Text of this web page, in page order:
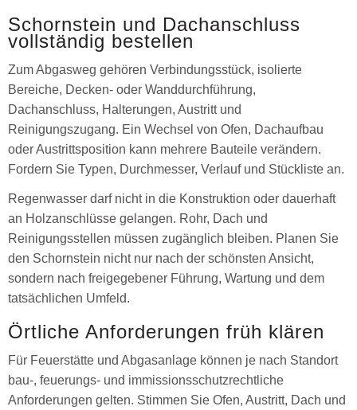
Schornstein und Dachanschluss
vollständig bestellen
Zum Abgasweg gehören Verbindungsstück, isolierte
Bereiche, Decken- oder Wanddurchführung,
Dachanschluss, Halterungen, Austritt und
Reinigungszugang. Ein Wechsel von Ofen, Dachaufbau
oder Austrittsposition kann mehrere Bauteile verändern.
Fordern Sie Typen, Durchmesser, Verlauf und Stückliste an.
Regenwasser darf nicht in die Konstruktion oder dauerhaft
an Holzanschlüsse gelangen. Rohr, Dach und
Reinigungsstellen müssen zugänglich bleiben. Planen Sie
den Schornstein nicht nur nach der schönsten Ansicht,
sondern nach freigegebener Führung, Wartung und dem
tatsächlichen Umfeld.
Örtliche Anforderungen früh klären
Für Feuerstätte und Abgasanlage können je nach Standort
bau-, feuerungs- und immissionsschutzrechtliche
Anforderungen gelten. Stimmen Sie Ofen, Austritt, Dach und